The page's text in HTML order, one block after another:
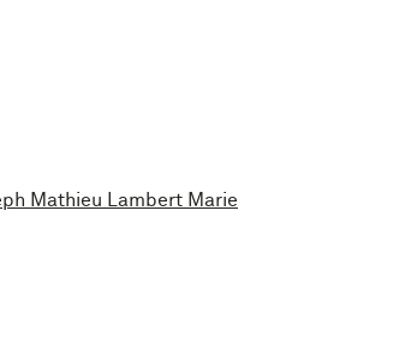
Mathieu Lambert Marie